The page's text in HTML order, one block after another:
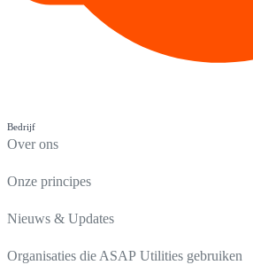
Bedrijf
Over ons
Onze principes
Nieuws & Updates
Organisaties die ASAP Utilities gebruiken